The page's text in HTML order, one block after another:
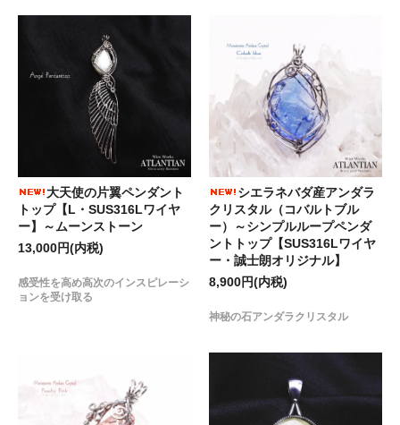
大天使の片翼ペンダント
トップ【L・SUS316Lワイヤ
ー】～ムーンストーン
13,000円(内税)
感受性を高め高次のインスピレーシ
ョンを受け取る
シエラネバダ産アンダラ
クリスタル（コバルトブル
ー）～シンプルループペンダ
ントトップ【SUS316Lワイヤ
ー・誠士朗オリジナル】
8,900円(内税)
神秘の石アンダラクリスタル